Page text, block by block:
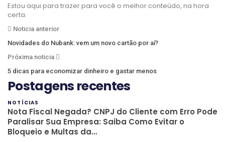
Estou aqui para trazer para você o melhor conteúdo, na hora
certa.
Noticia anterior
Novidades do Nubank: vem um novo cartão por aí?
Próxima noticia
5 dicas para economizar dinheiro e gastar menos
Postagens recentes
NOTÍCIAS
Nota Fiscal Negada? CNPJ do Cliente com Erro Pode
Paralisar Sua Empresa: Saiba Como Evitar o
Bloqueio e Multas da…